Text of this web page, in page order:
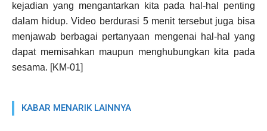
kejadian yang mengantarkan kita pada hal-hal penting
dalam hidup. Video berdurasi 5 menit tersebut juga bisa
menjawab berbagai pertanyaan mengenai hal-hal yang
dapat memisahkan maupun menghubungkan kita pada
sesama. [KM-01]
KABAR MENARIK LAINNYA